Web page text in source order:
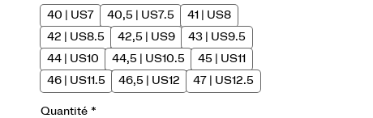
40 | US7 40,5 | US7.5
41 | US8
42 | US8.5
42,5 | US9
43 | US9.5
44 | US10
44,5 | US10.5
45 | US11
46 | US11.5
46,5 | US12 47 | US12.5
Quantité *